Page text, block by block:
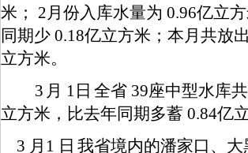
米； 2月份入库水量为 0.96亿立
同期少 0.18亿立方米；本月共放
立方米。
3 月 1 日 全省 39座中型水库
立方米，比去年同期多蓄 0.84亿
3 月1 日 我省境内的潘家口、